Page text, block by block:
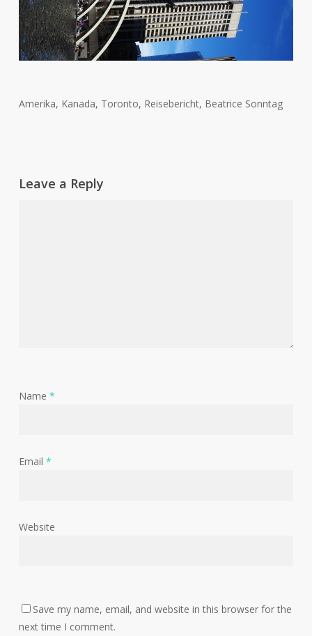
Amerika, Kanada, Toronto, Reisebericht, Beatrice Sonntag
Leave a Reply
Name *
Email *
Website
Save my name, email, and website in this browser for the
next time I comment.